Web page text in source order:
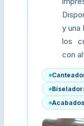
y una
los
con